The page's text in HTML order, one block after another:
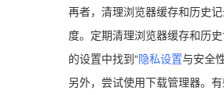
再者，清理浏览器缓存和历史
度。定期清理浏览器缓存和历
的设置中找到“隐私设置与安全
另外，尝试使用下载管理器。